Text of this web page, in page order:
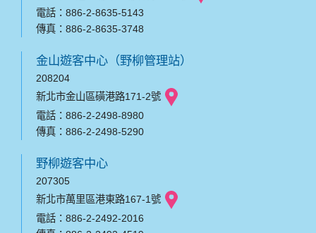
電話：886-2-8635-5143
傳真：886-2-8635-3748
金山遊客中心（野柳管理站）
208204
新北市金山區磺港路171-2號
電話：886-2-2498-8980
傳真：886-2-2498-5290
野柳遊客中心
207305
新北市萬里區港東路167-1號
電話：886-2-2492-2016